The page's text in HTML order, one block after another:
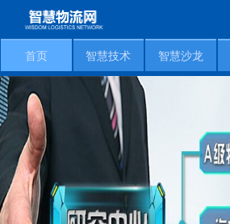
首页 智慧技术 智慧沙龙